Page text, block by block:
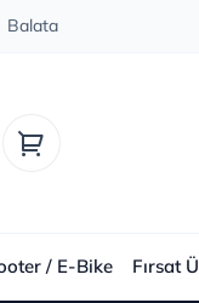
Balata
/ E-Bike Fırsat